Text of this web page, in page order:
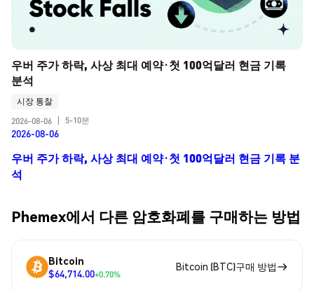
우버 주가 하락, 사상 최대 예약·첫 100억달러 현금 기록
분석
시장 통찰
2026-08-06
5-10분
2026-08-06
우버 주가 하락, 사상 최대 예약·첫 100억달러 현금 기록 분
석
Phemex에서 다른 암호화폐를 구매하는 방법
Bitcoin
$64,714.00+0.70%
Bitcoin (BTC)구매 방법